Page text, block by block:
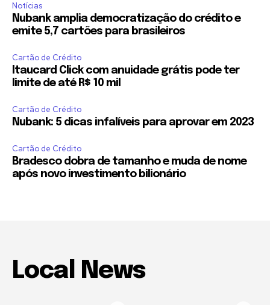
Notícias
Nubank amplia democratização do crédito e
emite 5,7 cartões para brasileiros
Cartão de Crédito
Itaucard Click com anuidade grátis pode ter
limite de até R$ 10 mil
Cartão de Crédito
Nubank: 5 dicas infalíveis para aprovar em 2023
Cartão de Crédito
Bradesco dobra de tamanho e muda de nome
após novo investimento bilionário
Local News